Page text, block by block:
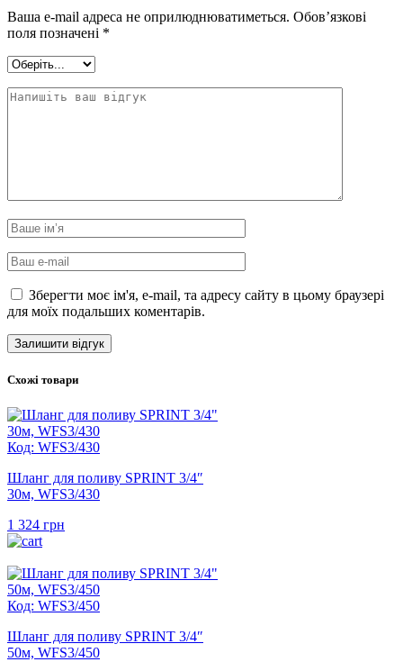
Ваша e-mail адреса не оприлюднюватиметься. Обов’язкові
поля позначені *
Зберегти моє ім'я, e-mail, та адресу сайту в цьому браузері
для моїх подальших коментарів.
Схожі товари
Код: WFS3/430
Шланг для поливу SPRINT 3/4″
30м, WFS3/430
1 324 грн
Код: WFS3/450
Шланг для поливу SPRINT 3/4″
50м, WFS3/450